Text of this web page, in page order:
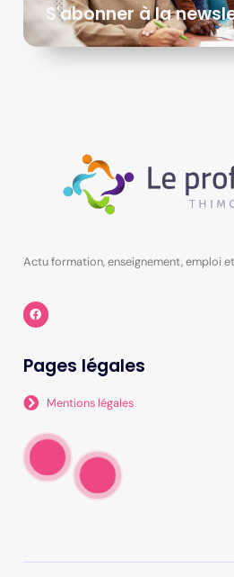
S'abonner à la
Actu formation, enseignement, emploi
Pages légales
Mentions légales